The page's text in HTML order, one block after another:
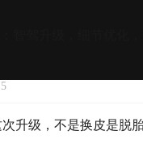
5
升级，不是换皮是脱